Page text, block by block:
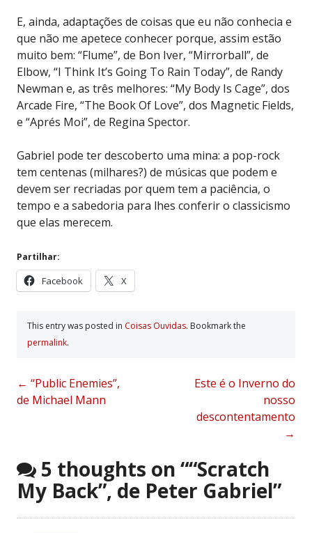
E, ainda, adaptações de coisas que eu não conhecia e
que não me apetece conhecer porque, assim estão
muito bem: “Flume”, de Bon Iver, “Mirrorball”, de
Elbow, “I Think It’s Going To Rain Today”, de Randy
Newman e, as três melhores: “My Body Is Cage”, dos
Arcade Fire, “The Book Of Love”, dos Magnetic Fields,
e “Aprés Moi”, de Regina Spector.
Gabriel pode ter descoberto uma mina: a pop-rock
tem centenas (milhares?) de músicas que podem e
devem ser recriadas por quem tem a paciência, o
tempo e a sabedoria para lhes conferir o classicismo
que elas merecem.
Partilhar:
Facebook X
This entry was posted in Coisas Ouvidas. Bookmark the
permalink.
Post
navigation
← “Public Enemies”,
de Michael Mann
Este é o Inverno do
nosso
descontentamento
→
5 thoughts on ““Scratch
My Back”, de Peter Gabriel”